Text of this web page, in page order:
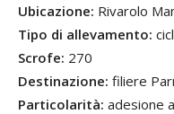
Ubicazione: Rivarolo
Tipo di allevamento:
Scrofe: 270
Destinazione: filiere
Particolarità: adesione